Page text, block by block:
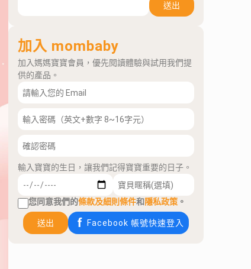
送出
加入 mombaby
加入媽媽寶寶會員，優先閱讀體驗與試用我們提
供的產品。
輸入寶寶的生日，讓我們記得寶寶重要的日子。
您同意我們的條款及細則條件和隱私政策 。
送出 Facebook 帳號快速登入